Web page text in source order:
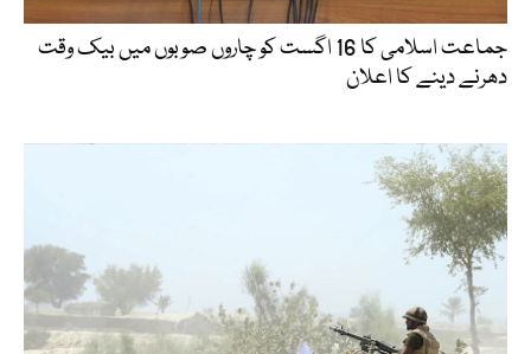
جماعت اسلامی کا 16 اگست کو چاروں صوبوں میں بیک وقت
دھرنے دینے کا اعلان